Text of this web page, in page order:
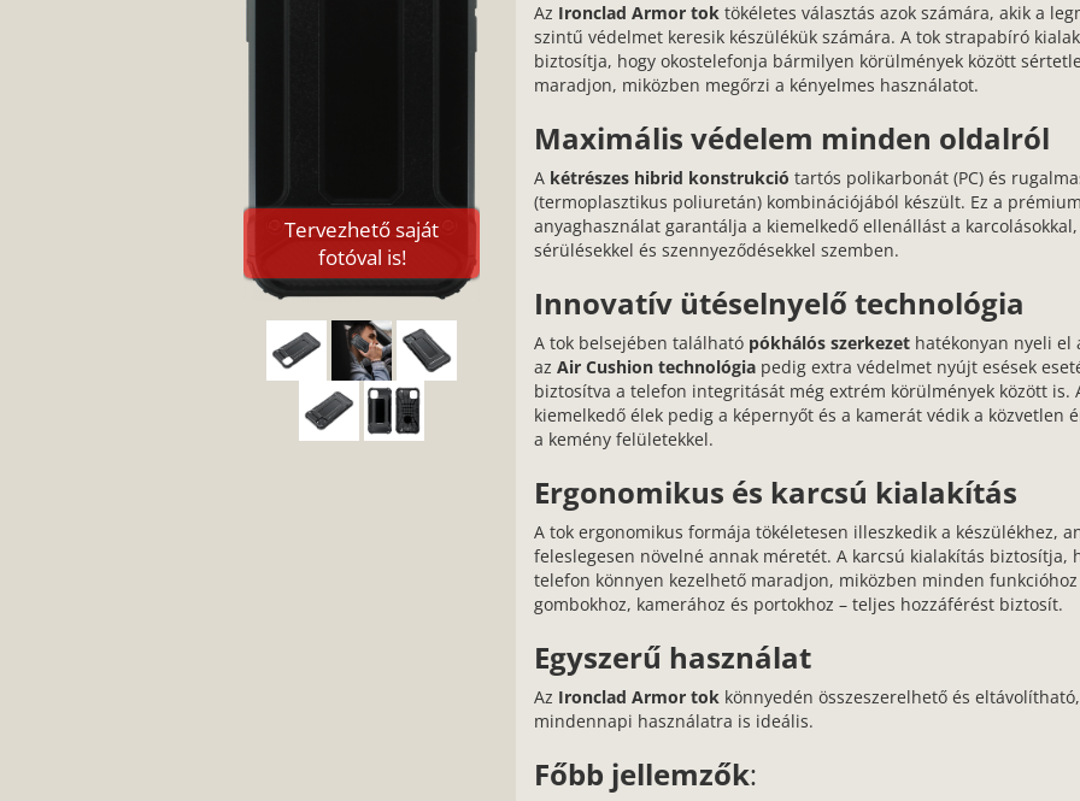
Tervezhető saját
fotóval is!
Az Ironclad Armor tok tökéletes választás azok számára, akik a
szintű védelmet keresik készülékük számára. A tok strapabíró
biztosítja, hogy okostelefonja bármilyen körülmények között
maradjon, miközben megőrzi a kényelmes használatot.
Maximális védelem minden oldalról
A kétrészes hibrid konstrukció tartós polikarbonát (PC) és
(termoplasztikus poliuretán) kombinációjából készült. Ez a prémium
anyaghasználat garantálja a kiemelkedő ellenállást a karcolásokkal,
sérülésekkel és szennyeződésekkel szemben.
Innovatív ütéselnyelő technológia
A tok belsejében található pókhálós szerkezet hatékonyan nyeli el
azAir Cushion technológia pedig extra védelmet nyújt esések
biztosítva a telefon integritását még extrém körülmények között is.
kiemelkedő élek pedig a képernyőt és a kamerát védik a közvetlen
a kemény felületekkel.
Ergonomikus és karcsú kialakítás
A tok ergonomikus formája tökéletesen illeszkedik a készülékhez,
feleslegesen növelné annak méretét. A karcsú kialakítás biztosítja,
telefon könnyen kezelhető maradjon, miközben minden funkcióhoz
gombokhoz, kamerához és portokhoz – teljes hozzáférést biztosít.
Egyszerű használat
Az Ironclad Armor tok könnyedén összeszerelhető és
mindennapi használatra is ideális.
Főbb jellemzők: